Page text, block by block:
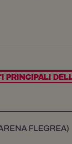
PRINCIPALI
FLEGREA)